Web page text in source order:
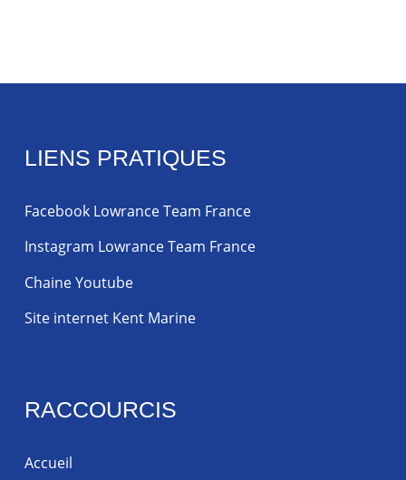
LIENS PRATIQUES
Facebook Lowrance Team France
Instagram Lowrance Team France
Chaine Youtube
Site internet Kent Marine
RACCOURCIS
Accueil